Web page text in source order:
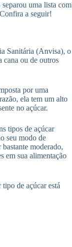
separou uma lista com
a seguir!
Sanitária (Anvisa), o
cana ou de outros
por uma
ela tem um alto
no açúcar.
tipos de açúcar
seu modo de
moderado,
em sua alimentação
de açúcar está